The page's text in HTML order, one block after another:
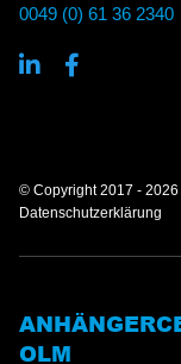
0049 (0) 61 36 2340
© Copyright 2017 -
Datenschutzerklärung
OLM